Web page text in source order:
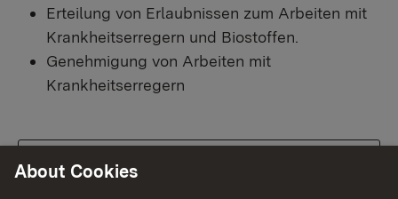
Erteilung von Erlaubnissen zum Arbeiten mit
Krankheitserregern und Biostoffen.
Genehmigung von Arbeiten mit
Krankheitserregern
Wichtige Informationen
About Cookies